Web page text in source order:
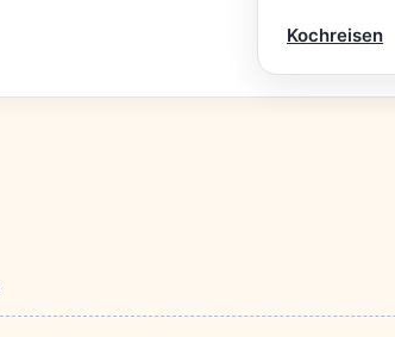
Kochreisen